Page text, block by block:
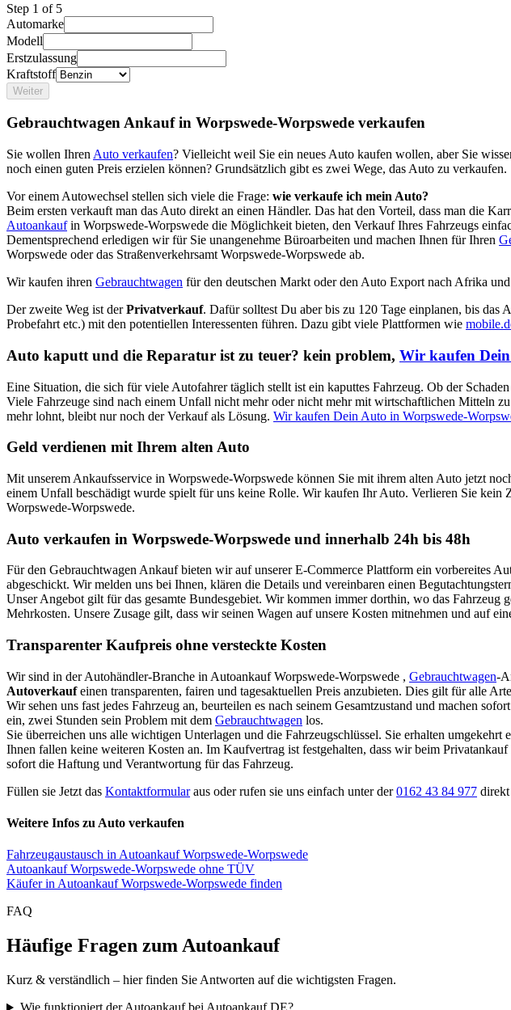
Step 1 of 5
Automarke
Modell
Erstzulassung
Kraftstoff
Weiter
Gebrauchtwagen Ankauf in Worpswede-Worpswede verkaufen
Sie wollen Ihren Auto verkaufen? Vielleicht weil Sie ein neues Auto kaufen wollen, aber Sie
noch einen guten Preis erzielen können? Grundsätzlich gibt es zwei Wege, das Auto zu verkaufen.
Vor einem Autowechsel stellen sich viele die Frage: wie verkaufe ich mein Auto?
Beim ersten verkauft man das Auto direkt an einen Händler. Das hat den Vorteil, dass man die
Autoankaufin Worpswede-Worpswede die Möglichkeit bieten, den Verkauf Ihres Fahrzeugs
Dementsprechend erledigen wir für Sie unangenehme Büroarbeiten und machen Ihnen für Ihren
Worpswede oder das Straßenverkehrsamt Worpswede-Worpswede ab.
Wir kaufen ihren Gebrauchtwagen für den deutschen Markt oder den Auto Export nach Afrika
Der zweite Weg ist derPrivatverkauf. Dafür solltest Du aber bis zu 120 Tage einplanen, bis
Probefahrt etc.) mit den potentiellen Interessenten führen. Dazu gibt viele Plattformen wie
Auto kaputt und die Reparatur ist zu teuer? kein problem, Wir kaufen
Eine Situation, die sich für viele Autofahrer täglich stellt ist ein kaputtes Fahrzeug. Ob der
Viele Fahrzeuge sind nach einem Unfall nicht mehr oder nicht mehr mit wirtschaftlichen Mitteln
mehr lohnt, bleibt nur noch der Verkauf als Lösung. Wir kaufen Dein Auto in Worpswede-
Geld verdienen mit Ihrem alten Auto
Mit unserem Ankaufsservice in Worpswede-Worpswede können Sie mit ihrem alten Auto jetzt
einem Unfall beschädigt wurde spielt für uns keine Rolle. Wir kaufen Ihr Auto. Verlieren Sie
Worpswede-Worpswede.
Auto verkaufen in Worpswede-Worpswede und innerhalb 24h bis 48h
Für den Gebrauchtwagen Ankauf bieten wir auf unserer E-Commerce Plattform ein vorbereites
abgeschickt. Wir melden uns bei Ihnen, klären die Details und vereinbaren einen
Unser Angebot gilt für das gesamte Bundesgebiet. Wir kommen immer dorthin, wo das
Mehrkosten. Unsere Zusage gilt, dass wir seinen Wagen auf unsere Kosten mitnehmen und auf
Transparenter Kaufpreis ohne versteckte Kosten
Wir sind in der Autohändler-Branche in Autoankauf Worpswede-Worpswede , Gebrauchtwagen-
Autoverkaufeinen transparenten, fairen und tagesaktuellen Preis anzubieten. Dies gilt für alle
Wir sehen uns fast jedes Fahrzeug an, beurteilen es nach seinem Gesamtzustand und machen
ein, zwei Stunden sein Problem mit dem Gebrauchtwagen los.
Sie überreichen uns alle wichtigen Unterlagen und die Fahrzeugschlüssel. Sie erhalten
Ihnen fallen keine weiteren Kosten an. Im Kaufvertrag ist festgehalten, dass wir beim
sofort die Haftung und Verantwortung für das Fahrzeug.
Füllen sie Jetzt das Kontaktformularaus oder rufen sie uns einfach unter der0162 43 84 977
Weitere Infos zu Auto verkaufen
Fahrzeugaustausch in Autoankauf Worpswede-Worpswede
Autoankauf Worpswede-Worpswede ohne TÜV
Käufer in Autoankauf Worpswede-Worpswede finden
FAQ
Häufige Fragen zum Autoankauf
Kurz & verständlich – hier finden Sie Antworten auf die wichtigsten Fragen.